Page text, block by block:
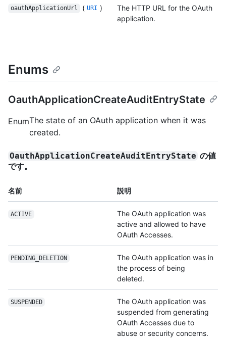
oauthApplicationUrl ( URI )
The HTTP URL for the OAuth
application.
Enums
OauthApplicationCreateAuditEntryState
EnumThe state of an OAuth application when it was
created.
OauthApplicationCreateAuditEntryState の値
です。
名前 説明
ACTIVE
The OAuth application was
active and allowed to have
OAuth Accesses.
PENDING_DELETION
The OAuth application was in
the process of being
deleted.
SUSPENDED
The OAuth application was
suspended from generating
OAuth Accesses due to
abuse or security concerns.